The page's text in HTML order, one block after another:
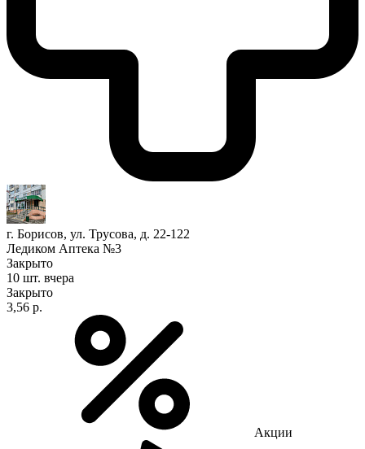
г. Борисов, ул. Трусова, д. 22-122
Ледиком Аптека №3
Закрыто
10 шт. вчера
Закрыто
3,56 р.
Акции